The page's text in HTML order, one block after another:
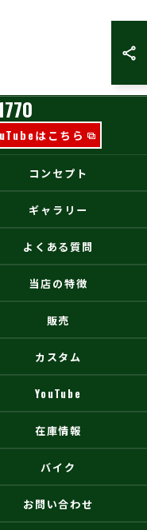
はこちら
コンセプト
ギャラリー
よくある質問
当店の特徴
販売
カスタム
YouTube
在庫情報
バイク
お問い合わせ